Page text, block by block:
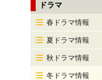
ドラマ
春ドラマ情報
夏ドラマ情報
秋ドラマ情報
冬ドラマ情報